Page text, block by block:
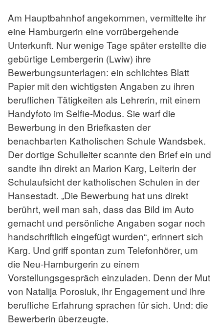
Am Hauptbahnhof angekommen, vermittelte ihr
eine Hamburgerin eine vorrübergehende
Unterkunft. Nur wenige Tage später erstellte die
gebürtige Lembergerin (Lwiw) ihre
Bewerbungsunterlagen: ein schlichtes Blatt
Papier mit den wichtigsten Angaben zu ihren
beruflichen Tätigkeiten als Lehrerin, mit einem
Handyfoto im Selfie-Modus. Sie warf die
Bewerbung in den Briefkasten der
benachbarten Katholischen Schule Wandsbek.
Der dortige Schulleiter scannte den Brief ein und
sandte ihn direkt an Marion Karg, Leiterin der
Schulaufsicht der katholischen Schulen in der
Hansestadt. „Die Bewerbung hat uns direkt
berührt, weil man sah, dass das Bild im Auto
gemacht und persönliche Angaben sogar noch
handschriftlich eingefügt wurden“, erinnert sich
Karg. Und griff spontan zum Telefonhörer, um
die Neu-Hamburgerin zu einem
Vorstellungsgespräch einzuladen. Denn der Mut
von Natalija Porosiuk, ihr Engagement und ihre
berufliche Erfahrung sprachen für sich. Und: die
Bewerberin überzeugte.